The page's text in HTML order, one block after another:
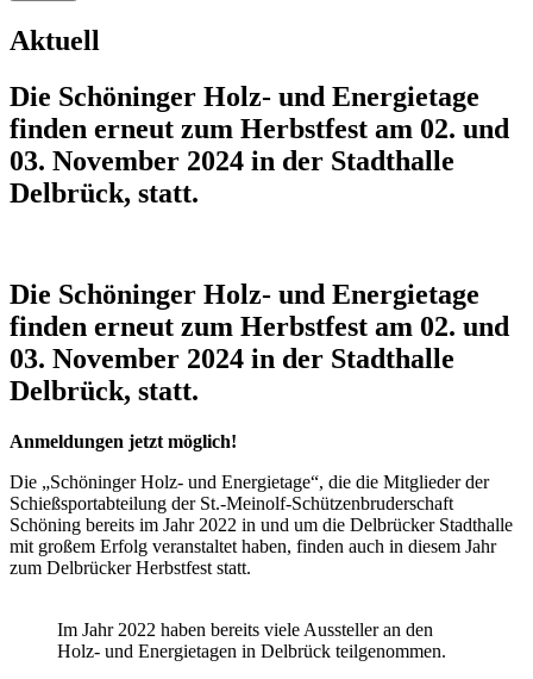
Aktuell
Die Schöninger Holz- und Energietage
finden erneut zum Herbstfest am 02. und
03. November 2024 in der Stadthalle
Delbrück, statt.
Die Schöninger Holz- und Energietage
finden erneut zum Herbstfest am 02. und
03. November 2024 in der Stadthalle
Delbrück, statt.
Anmeldungen jetzt möglich!
Die „Schöninger Holz- und Energietage“, die die Mitglieder der
Schießsportabteilung der St.-Meinolf-Schützenbruderschaft
Schöning bereits im Jahr 2022 in und um die Delbrücker Stadthalle
mit großem Erfolg veranstaltet haben, finden auch in diesem Jahr
zum Delbrücker Herbstfest statt.
Im Jahr 2022 haben bereits viele Aussteller an den
Holz- und Energietagen in Delbrück teilgenommen.